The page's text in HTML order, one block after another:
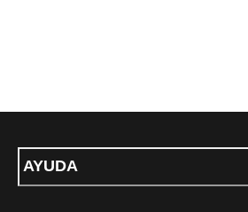
AYUDA